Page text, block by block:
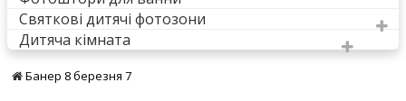
Святкові дитячі фотозони
Дитяча кімната
Банер 8 березня 7